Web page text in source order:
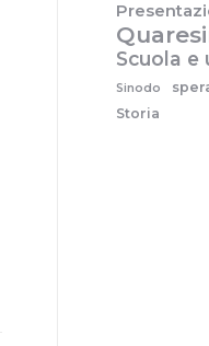
Scuola e
Sinodo
Storia